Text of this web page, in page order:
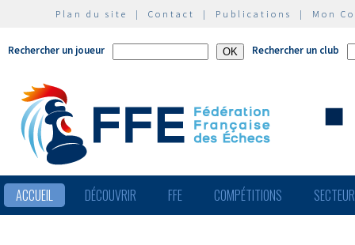
Plan du site | Contact | Publications | Mon
Rechercher un joueur Rechercher un club
ACCUEIL DÉCOUVRIR FFE COMPÉTITIONS